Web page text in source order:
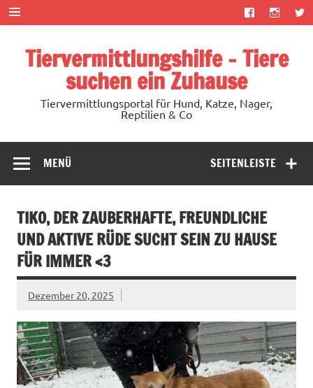
Zum
Inhalt
springen
Tiervermittlungshilfe – Tiere
suchen ein Zuhause
Tiervermittlungsportal für Hund, Katze, Nager,
Reptilien & Co
SEITENLEISTE
MENÜ
TIKO, DER ZAUBERHAFTE, FREUNDLICHE
UND AKTIVE RÜDE SUCHT SEIN ZU HAUSE
FÜR IMMER <3
Dezember 20, 2025